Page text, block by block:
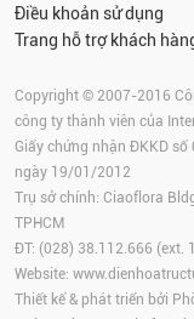
Điều khoản sử dụng
Trang hỗ trợ khách
Copyright © 2007-2016
công ty thành viên của
Giấy chứng nhận ĐKKD số
ngày 19/01/2012
Trụ sở chính: Ciaoflora
TPHCM
ĐT: (028) 38.112.666 (ext.
Website:
Thiết kế & phát triển bởi